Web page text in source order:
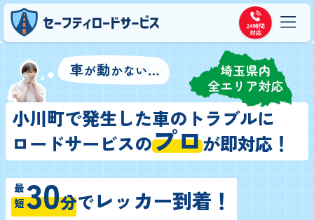
小川町で発生した車のトラブルに
ロードサービスのプロが即対応！
最短30分でレッカー到着！